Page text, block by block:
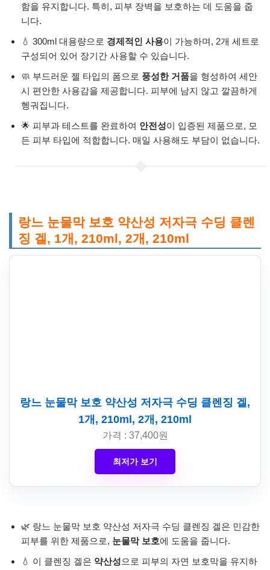
함을 유지합니다. 특히, 피부 장벽을 보호하는 데 도움을 줍
니다.
💧 300ml 대용량으로 경제적인 사용이 가능하며, 2개 세트로
구성되어 있어 장기간 사용할 수 있습니다.
🧼 부드러운 젤 타입의 폼으로 풍성한 거품을 형성하여 세안
시 편안한 사용감을 제공합니다. 피부에 남지 않고 깔끔하게
헹궈집니다.
🌟 피부과 테스트를 완료하여 안전성이 입증된 제품으로, 모
든 피부 타입에 적합합니다. 매일 사용해도 부담이 없습니다.
랑느 눈물막 보호 약산성 저자극 수딩 클렌
징 겔, 1개, 210ml, 2개, 210ml
랑느 눈물막 보호 약산성 저자극 수딩 클렌징 겔,
1개, 210ml, 2개, 210ml
가격 : 37,400원
최저가 보기
🌿 랑느 눈물막 보호 약산성 저자극 수딩 클렌징 겔은 민감한
피부를 위한 제품으로, 눈물막 보호에 도움을 줍니다.
💧 이 클렌징 겔은 약산성으로 피부의 자연 보호막을 유지하